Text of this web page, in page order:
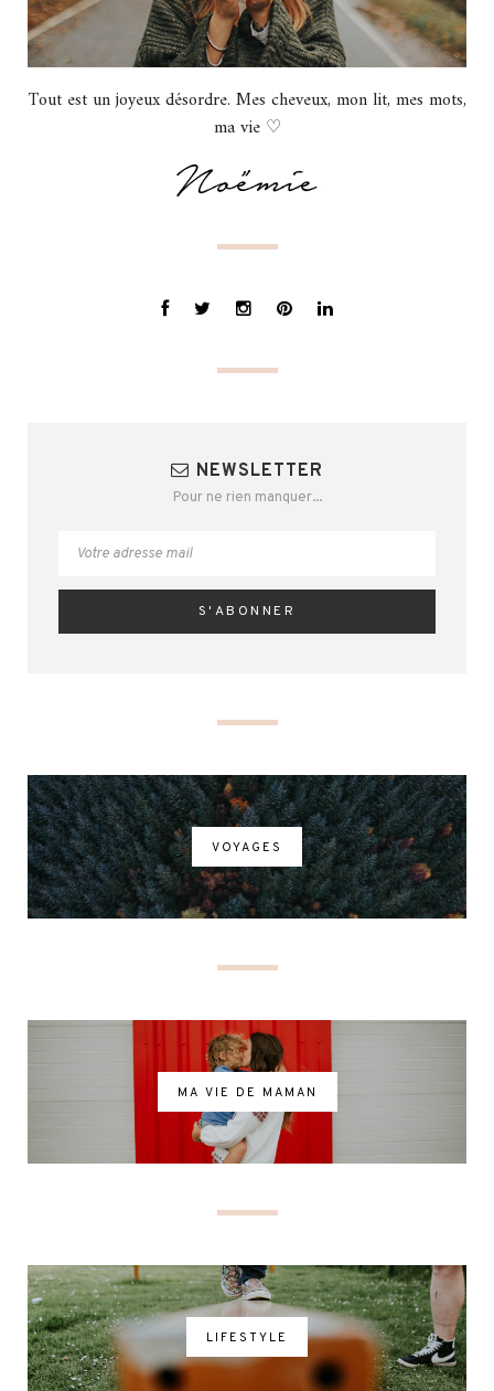
Tout est un joyeux désordre. Mes cheveux, mon lit, mes mots,
ma vie ♡
NEWSLETTER
Pour ne rien manquer...
VOYAGES
MA VIE DE MAMAN
LIFESTYLE